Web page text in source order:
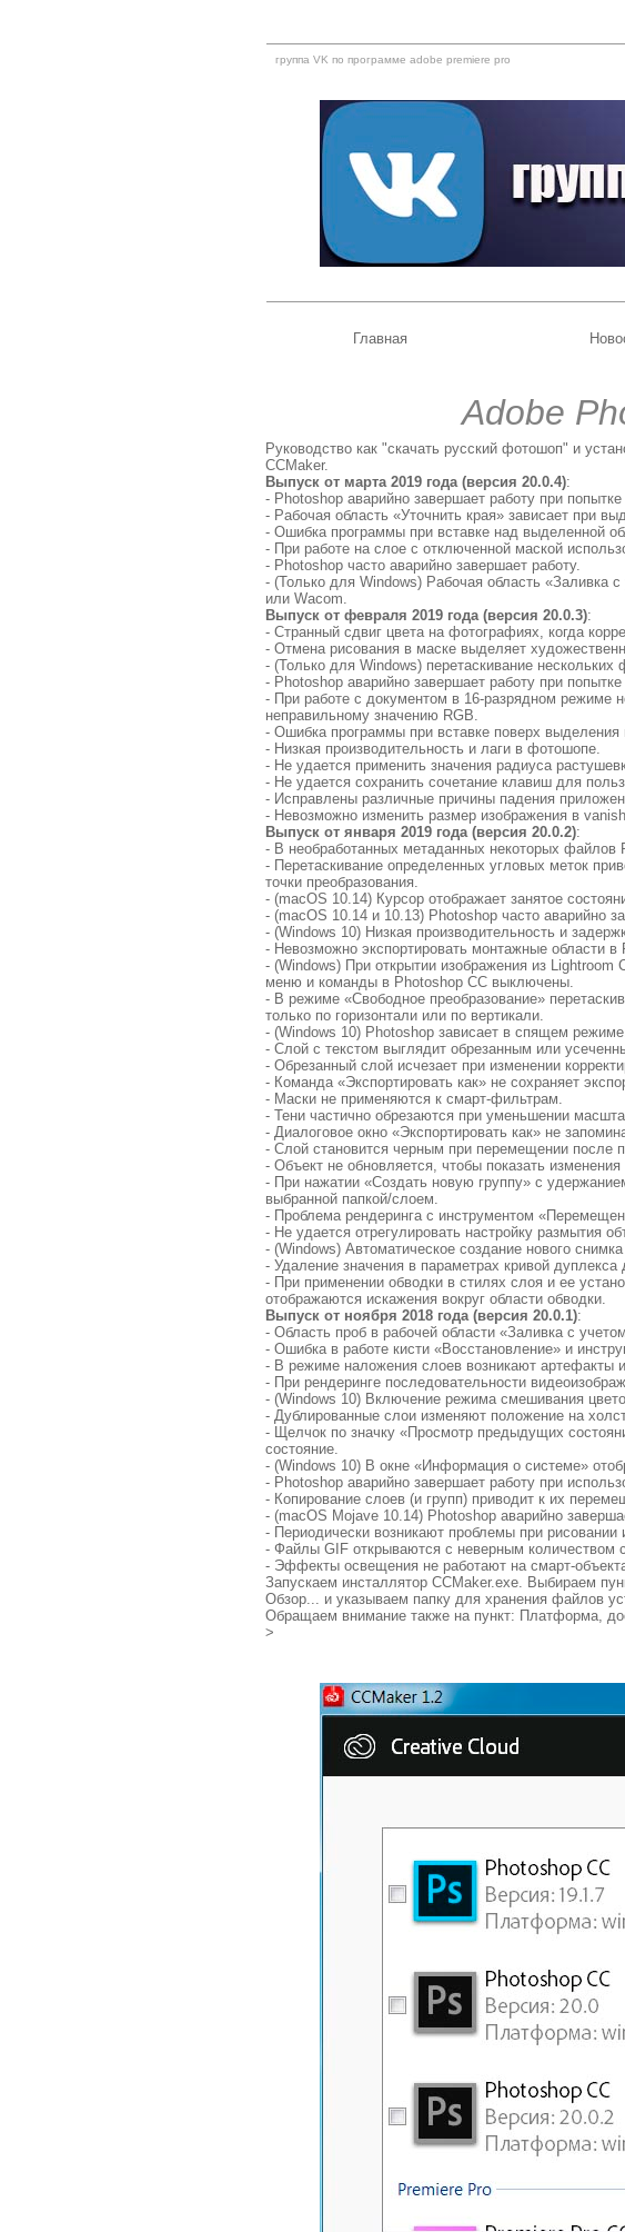
группа VK по программе adobe premiere pro
Главная
Adobe
Руководство как "скачать русский фотошоп" и
CCMaker.
Выпуск от марта 2019 года (версия 20.0.4):
- Photoshop аварийно завершает работу при
- Рабочая область «Уточнить края» зависает при
- Ошибка программы при вставке над выделенной
- При работе на слое с отключенной маской
- Photoshop часто аварийно завершает работу.
- (Только для Windows) Рабочая область «Заливка
или Wacom.
Выпуск от февраля 2019 года (версия 20.0.3):
- Странный сдвиг цвета на фотографиях, когда
- Отмена рисования в маске выделяет
- (Только для Windows) перетаскивание
- Photoshop аварийно завершает работу при
- При работе с документом в 16-разрядном режиме
неправильному значению RGB.
- Ошибка программы при вставке поверх выделения
- Низкая производительность и лаги в фотошопе.
- Не удается применить значения радиуса
- Не удается сохранить сочетание клавиш для
- Исправлены различные причины падения
- Невозможно изменить размер изображения в
Выпуск от января 2019 года (версия 20.0.2):
- В необработанных метаданных некоторых файлов
- Перетаскивание определенных угловых меток
точки преобразования.
- (macOS 10.14) Курсор отображает занятое
- (macOS 10.14 и 10.13) Photoshop часто аварийно
- (Windows 10) Низкая производительность и
- Невозможно экспортировать монтажные области в
- (Windows) При открытии изображения из
меню и команды в Photoshop CC выключены.
- В режиме «Свободное преобразование»
только по горизонтали или по вертикали.
- (Windows 10) Photoshop зависает в спящем
- Слой с текстом выглядит обрезанным или
- Обрезанный слой исчезает при изменении
- Команда «Экспортировать как» не сохраняет
- Маски не применяются к смарт-фильтрам.
- Тени частично обрезаются при уменьшении
- Диалоговое окно «Экспортировать как» не
- Слой становится черным при перемещении после
- Объект не обновляется, чтобы показать
- При нажатии «Создать новую группу» с
выбранной папкой/слоем.
- Проблема рендеринга с инструментом
- Не удается отрегулировать настройку размытия
- (Windows) Автоматическое создание нового
- Удаление значения в параметрах кривой дуплекса
- При применении обводки в стилях слоя и ее
отображаются искажения вокруг области обводки.
Выпуск от ноября 2018 года (версия 20.0.1):
- Область проб в рабочей области «Заливка с
- Ошибка в работе кисти «Восстановление» и
- В режиме наложения слоев возникают артефакты
- При рендеринге последовательности
- (Windows 10) Включение режима смешивания
- Дублированные слои изменяют положение на
- Щелчок по значку «Просмотр предыдущих
состояние.
- (Windows 10) В окне «Информация о системе»
- Photoshop аварийно завершает работу при
- Копирование слоев (и групп) приводит к их
- (macOS Mojave 10.14) Photoshop аварийно
- Периодически возникают проблемы при рисовании
- Файлы GIF открываются с неверным количеством
- Эффекты освещения не работают на смарт-
Запускаем инсталлятор CCMaker.exe. Выбираем
Обзор... и указываем папку для хранения файлов
Обращаем внимание также на пункт: Платформа,
>